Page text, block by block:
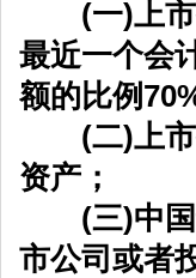
(一)上市
最近一个会
额的比例
(二)上市
资产；
(三)中国
市公司或者